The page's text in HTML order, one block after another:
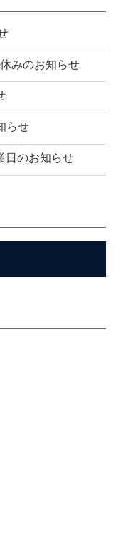
みのお知らせ
らせ
日のお知らせ